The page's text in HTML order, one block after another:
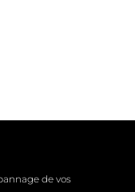
de vos